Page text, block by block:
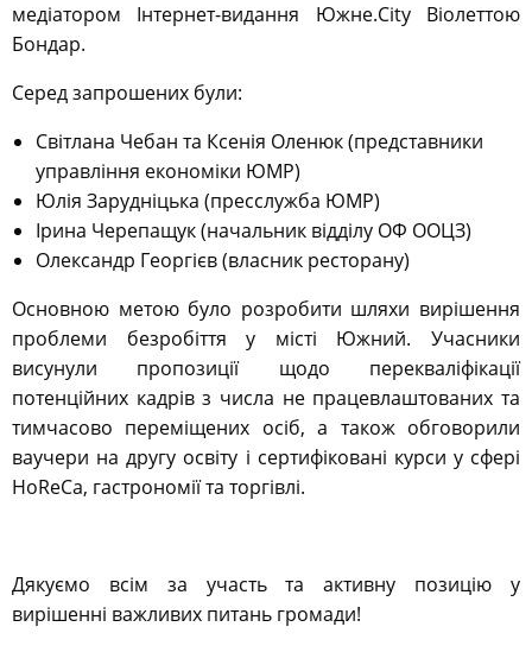
медіатором Інтернет-видання Южне.City Віолеттою
Бондар.
Серед запрошених були:
Світлана Чебан та Ксенія Оленюк (представники
управління економіки ЮМР)
Юлія Зарудніцька (пресслужба ЮМР)
Ірина Черепащук (начальник відділу ОФ ООЦЗ)
Олександр Георгієв (власник ресторану)
Основною метою було розробити шляхи вирішення
проблеми безробіття у місті Южний. Учасники
висунули пропозиції щодо перекваліфікації
потенційних кадрів з числа не працевлаштованих та
тимчасово переміщених осіб, а також обговорили
ваучери на другу освіту і сертифіковані курси у сфері
HoReCa, гастрономії та торгівлі.
Дякуємо всім за участь та активну позицію у
вирішенні важливих питань громади!